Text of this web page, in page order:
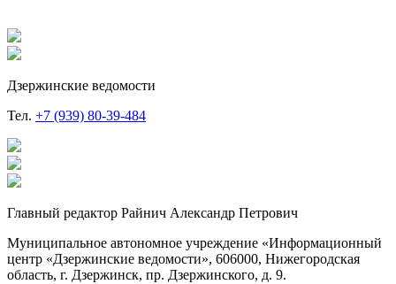
Дзержинские ведомости
Тел. +7 (939) 80-39-484
Главный редактор Райнич Александр Петрович
Муниципальное автономное учреждение «Информационный
центр «Дзержинские ведомости», 606000, Нижегородская
область, г. Дзержинск, пр. Дзержинского, д. 9.